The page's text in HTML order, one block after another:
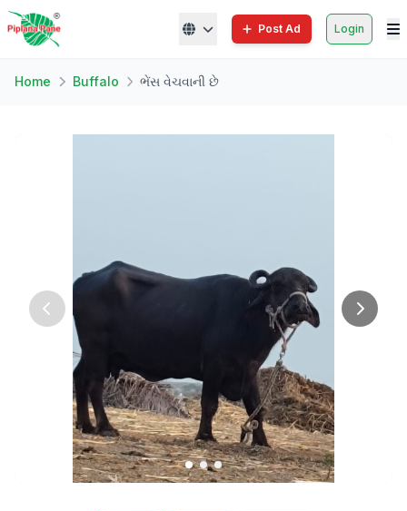
Post Ad Login
Home Buffalo ભેંસ વેચવાની છે